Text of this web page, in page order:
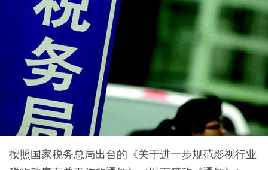
按照国家税务总局出台的《关于进一步规范影视行业